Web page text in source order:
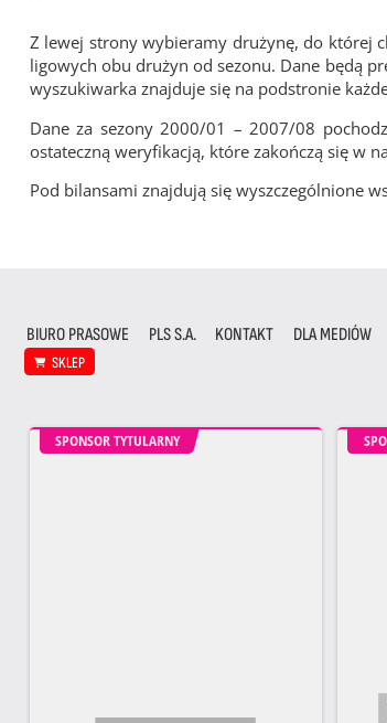
Z lewej strony wybieramy drużynę, do której
ligowych obu drużyn od sezonu. Dane będą
wyszukiwarka znajduje się na podstronie
Dane za sezony 2000/01 – 2007/08
ostateczną weryfikacją, które zakończą się w
Pod bilansami znajdują się wyszczególnione
BIURO PRASOWE PLS S.A. KONTAKT DLA MEDIÓW
SKLEP
SPONSOR TYTULARNY